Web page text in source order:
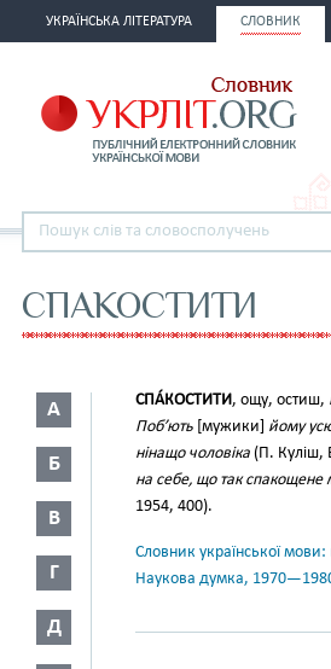
УКРАЇНСЬКА ЛІТЕРАТУРА СЛОВНИК
СПАКОСТИТИ
А
Б
В
Г
Д
СПА́КОСТИТИ, ощу, остиш,
Поб’ють [мужики] йому
нінащо чоловіка (П. Куліш,
на себе, що так
1954, 400).
Словник української
Наукова думка,